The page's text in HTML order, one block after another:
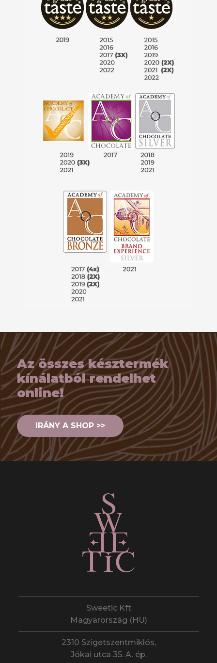
Az összes késztermék
kínálatból rendelhet
online!
IRÁNY A SHOP >>
Sweetic Kft
Magyarország (HU)
2310 Szigetszentmiklós,
Jókai utca 35. A. ép.